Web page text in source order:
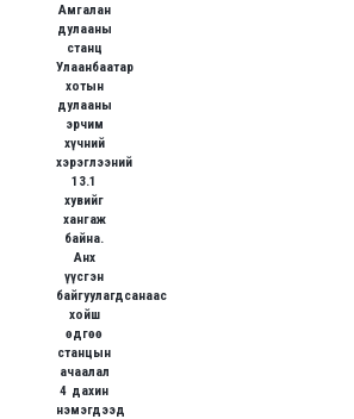
Амгалан
дулааны
станц
Улаанбаатар
хотын
дулааны
эрчим
хүчний
хэрэглээний
13.1
хувийг
хангаж
байна.
Анх
үүсгэн
байгуулагдсанаас
хойш
өдгөө
станцын
ачаалал
4 дахин
нэмэгдээд